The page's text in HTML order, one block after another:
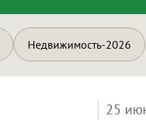
Недвижимость-2026
25